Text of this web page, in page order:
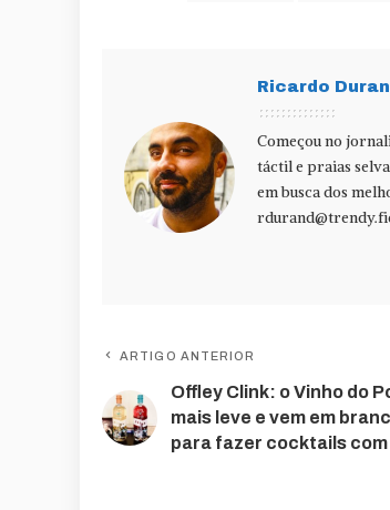
Ricardo
Começou no
táctil e praias
em busca dos
ARTIGO ANTERIOR
Offley Clink: o Vinho do
mais leve e vem em
para fazer cocktails